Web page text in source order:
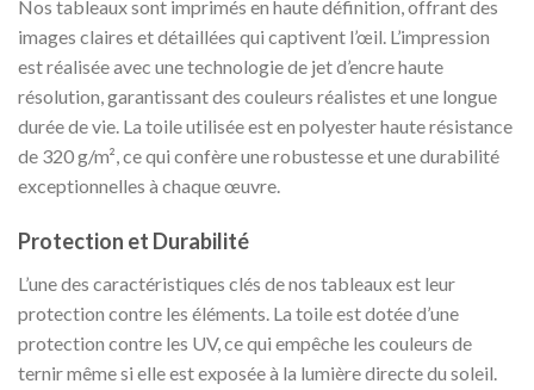
Nos tableaux sont imprimés en haute définition, offrant des
images claires et détaillées qui captivent l’œil. L’impression
est réalisée avec une technologie de jet d’encre haute
résolution, garantissant des couleurs réalistes et une longue
durée de vie. La toile utilisée est en polyester haute résistance
de 320 g/m², ce qui confère une robustesse et une durabilité
exceptionnelles à chaque œuvre.
Protection et Durabilité
L’une des caractéristiques clés de nos tableaux est leur
protection contre les éléments. La toile est dotée d’une
protection contre les UV, ce qui empêche les couleurs de
ternir même si elle est exposée à la lumière directe du soleil.